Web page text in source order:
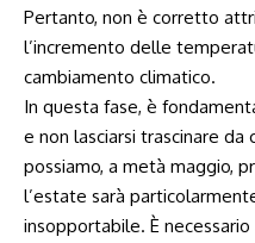
Pertanto, non è corretto‍
l’incremento delle
cambiamento climatico.
In questa fase, è
e non lasciarsi trascinare
possiamo, a‌ metà maggio,
l’estate sarà
insopportabile. È